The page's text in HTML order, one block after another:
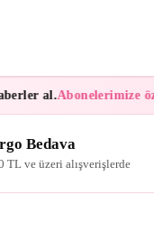
al.Abonelerimize özel
Bedava
TL ve üzeri alışverişlerde